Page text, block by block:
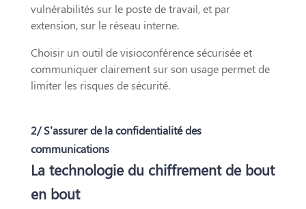
vulnérabilités sur le poste de travail, et par
extension, sur le réseau interne.
Choisir un outil de visioconférence sécurisée et
communiquer clairement sur son usage permet de
limiter les risques de sécurité.
2/ S’assurer de la confidentialité des
communications
La technologie du chiffrement de bout
en bout